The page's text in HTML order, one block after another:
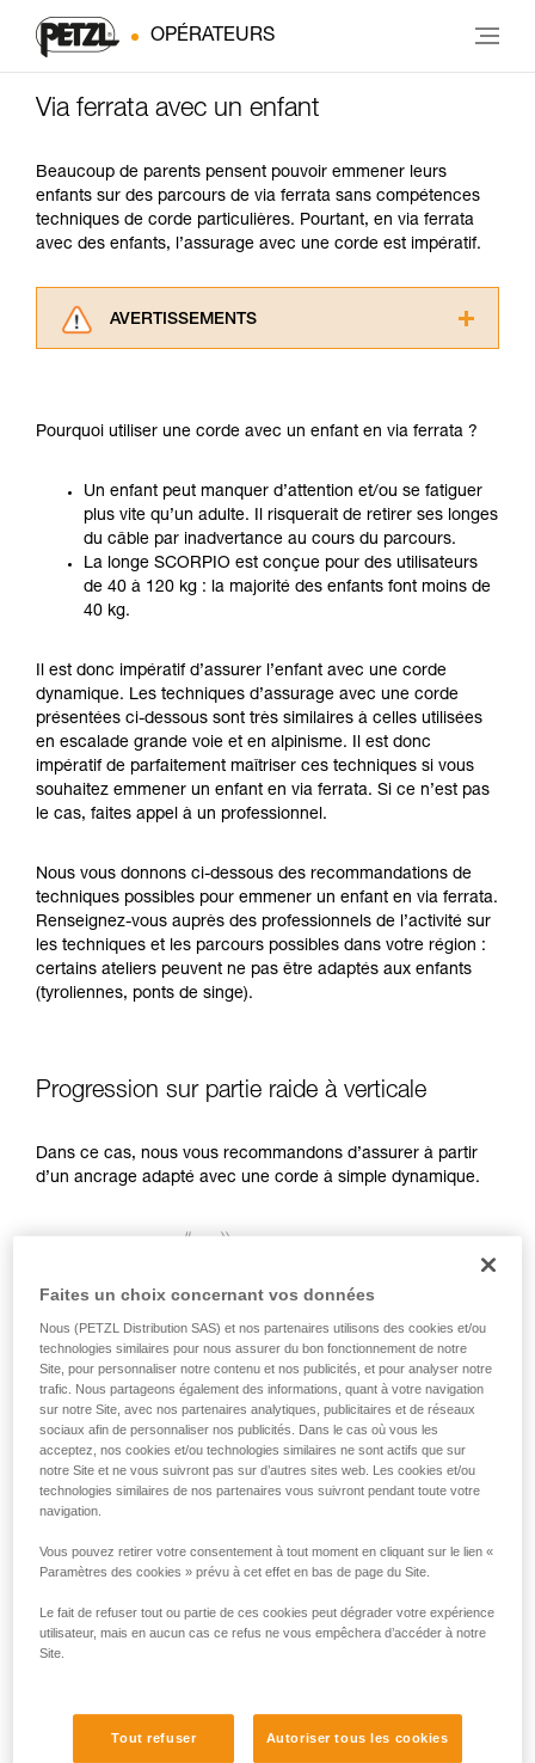
OPÉRATEURS
Via ferrata avec un enfant
Beaucoup de parents pensent pouvoir emmener leurs
enfants sur des parcours de via ferrata sans compétences
techniques de corde particulières. Pourtant, en via ferrata
avec des enfants, l’assurage avec une corde est impératif.
AVERTISSEMENTS
informations de la notice technique pour
d’informations.
Maîtriser ces techniques nécessite une
formation et un entraînement spécifique. Validez
avec un professionnel votre capacité à refaire
la manipulation, seul, en toute sécurité, avant
de la reproduire en autonomie.
que nous ne décrivons pas ici.
Pourquoi utiliser une corde avec un enfant en via ferrata ?
Un enfant peut manquer d’attention et/ou se fatiguer
plus vite qu’un adulte. Il risquerait de retirer ses longes
du câble par inadvertance au cours du parcours.
La longe SCORPIO est conçue pour des utilisateurs
de 40 à 120 kg : la majorité des enfants font moins de
40 kg.
Il est donc impératif d’assurer l’enfant avec une corde
dynamique. Les techniques d’assurage avec une corde
présentées ci-dessous sont très similaires à celles utilisées
en escalade grande voie et en alpinisme. Il est donc
impératif de parfaitement maîtriser ces techniques si vous
souhaitez emmener un enfant en via ferrata. Si ce n’est pas
le cas, faites appel à un professionnel.
Nous vous donnons ci-dessous des recommandations de
techniques possibles pour emmener un enfant en via ferrata.
Renseignez-vous auprès des professionnels de l’activité sur
les techniques et les parcours possibles dans votre région :
certains ateliers peuvent ne pas être adaptés aux enfants
(tyroliennes, ponts de singe).
Progression sur partie raide à verticale
Dans ce cas, nous vous recommandons d’assurer à partir
d’un ancrage adapté avec une corde à simple dynamique.
Faites un choix concernant vos données
Nous (PETZL Distribution SAS) et nos partenaires utilisons des cookies et/ou
technologies similaires pour nous assurer du bon fonctionnement de notre
Site, pour personnaliser notre contenu et nos publicités, et pour analyser notre
trafic. Nous partageons également des informations, quant à votre navigation
sur notre Site, avec nos partenaires analytiques, publicitaires et de réseaux
sociaux afin de personnaliser nos publicités. Dans le cas où vous les
acceptez, nos cookies et/ou technologies similaires ne sont actifs que sur
notre Site et ne vous suivront pas sur d’autres sites web. Les cookies et/ou
technologies similaires de nos partenaires vous suivront pendant toute votre
navigation.
Vous pouvez retirer votre consentement à tout moment en cliquant sur le lien «
Paramètres des cookies » prévu à cet effet en bas de page du Site.
Le fait de refuser tout ou partie de ces cookies peut dégrader votre expérience
utilisateur, mais en aucun cas ce refus ne vous empêchera d’accéder à notre
Site.
Tout refuser Autoriser tous les cookies